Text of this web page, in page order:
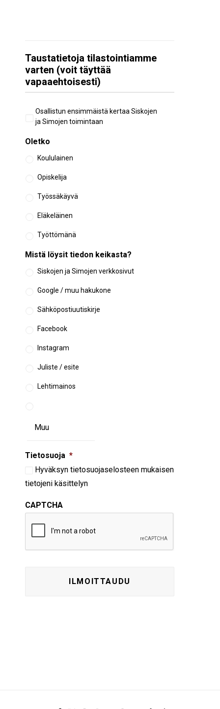
Taustatietoja tilastointiamme
varten (voit täyttää
vapaaehtoisesti)
Aiempi
osallistuminen
Osallistun ensimmäistä kertaa Siskojen
ja Simojen toimintaan
Oletko
Koululainen
Opiskelija
Työssäkäyvä
Eläkeläinen
Työttömänä
Mistä löysit tiedon keikasta?
Siskojen ja Simojen verkkosivut
Google / muu hakukone
Sähköpostiuutiskirje
Facebook
Instagram
Juliste / esite
Lehtimainos
Tietosuoja *
Hyväksyn tietosuojaselosteen mukaisen
tietojeni käsittelyn
CAPTCHA